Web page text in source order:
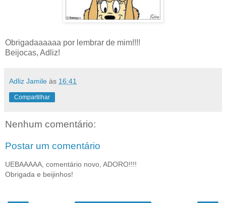
Obrigadaaaaaa por lembrar de mim!!!!
Beijocas, Adliz!
Adliz Jamile às 16:41
Compartilhar
Nenhum comentário:
Postar um comentário
UEBAAAAA, comentário novo, ADORO!!!!
Obrigada e beijinhos!